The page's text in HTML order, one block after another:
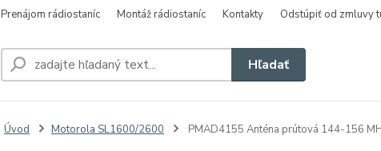
Prenájom rádiostaníc Montáž rádiostaníc Kontakty Odstúpiť od zmluvy
Hľadať
Úvod Motorola SL1600/2600 PMAD4155 Anténa prútová 144-156